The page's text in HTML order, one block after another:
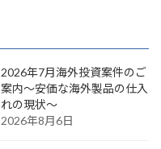
2026年7月海外投資案件のご
案内～安価な海外製品の仕入
れの現状～
2026年8月6日